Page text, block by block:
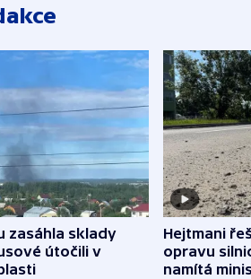
zasáhla sklady
útočili v
Hejtmani
opravu
namítá